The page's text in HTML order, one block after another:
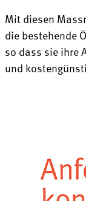
Mit diesen
die bestehende
so dass sie ihre
und